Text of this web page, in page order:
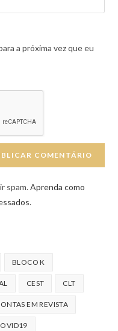
a próxima vez que eu
spam.Aprenda como
.
BLOCO K
CEST CLT
EM REVISTA